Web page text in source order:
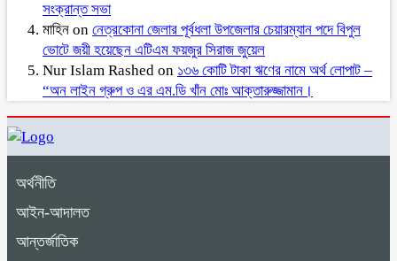
সংক্রান্ত সভা
মাহিন on নেত্রকোনা জেলার পূর্বধলা উপজেলার চেয়ারম্যান পদে বিপুল
ভোটে জয়ী হয়েছেন এটিএম ফয়জুর সিরাজ জুয়েল
Nur Islam Rashed on ১৩৬ কোটি টাকা ঋণের নামে অর্থ লোপাট –
“অন লাইন গ্রুপ ও এর এম.ডি খাঁন মোঃ আক্তারুজ্জামান।
অর্থনীতি
আইন-আদালত
আন্তর্জাতিক